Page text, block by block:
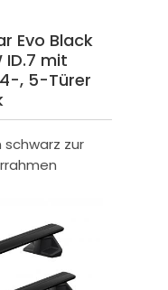
Evo Black
ID.7 mit
, 5-Türer
zur